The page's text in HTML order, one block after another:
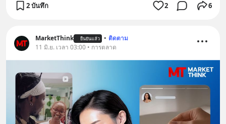
2 บันทึก 2 6
MarketThink ยืนยันแล้ว • ติดตาม
11 มิ.ย. เวลา 03:00 • การตลาด